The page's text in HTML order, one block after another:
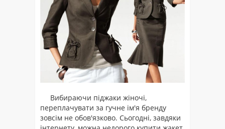
Вибираючи піджаки жіночі,
переплачувати за гучне ім'я бренду
зовсім не обов'язково. Сьогодні, завдяки